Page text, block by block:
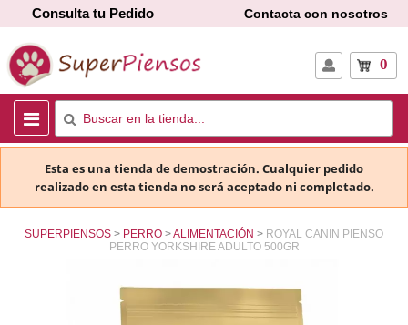
Consulta tu Pedido Contacta con nosotros
0
Esta es una tienda de demostración. Cualquier pedido
realizado en esta tienda no será aceptado ni completado.
SUPERPIENSOS PERRO ALIMENTACIÓN
ROYAL CANIN PIENSO
PERRO YORKSHIRE ADULTO 500GR